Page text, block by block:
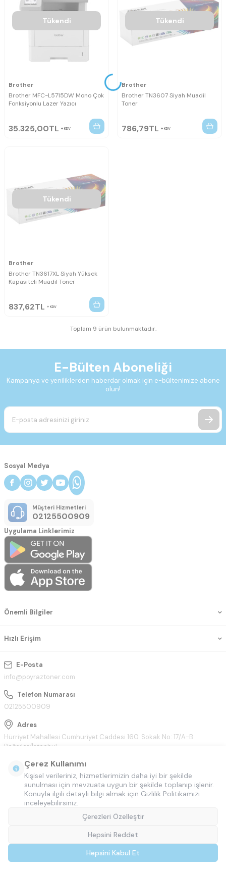
Tükendi
Brother
Brother MFC-L5715DW Mono Çok
Fonksiyonlu Lazer Yazıcı
35.325,00TL KDV
Tükendi
Brother
Brother TN3607 Siyah Muadil
Toner
786,79TL KDV
Tükendi
Brother
Brother TN3617XL Siyah Yüksek
Kapasiteli Muadil Toner
837,62TL KDV
Toplam 9 ürün bulunmaktadır.
E-Bülten Aboneliği
Kampanya ve yeniliklerden haberdar olmak için e-bültenimize abone
olun!
E-Posta
info@poyraztoner.com
Telefon Numarası
02125500909
Adres
Hürriyet Mahallesi Cumhuriyet Caddesi 160. Sokak No: 17/A-B
Bağcılar/İstanbul
Önemli Bilgiler
Hızlı Erişim
Sosyal Medya
Müşteri Hizmetleri
02125500909
Uygulama Linklerimiz
T-SoftE-TicaretSistemleriyle Hazırlanmıştır.
Çerez Kullanımı
Kişisel verileriniz, hizmetlerimizin daha iyi bir şekilde
sunulması için mevzuata uygun bir şekilde toplanıp işlenir.
Konuyla ilgili detaylı bilgi almak için Gizlilik Politikamızı
inceleyebilirsiniz.
Çerezleri Özelleştir
Hepsini Reddet
Hepsini Kabul Et